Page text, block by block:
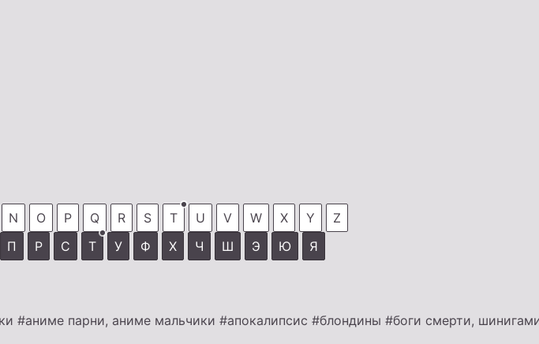
N O P Q R S T U V W X Y
Z
П Р С Т У Ф Х Ч Ш Э Ю Я
#аниме парни, аниме мальчики #апокалипсис #блондины #боги смерти,